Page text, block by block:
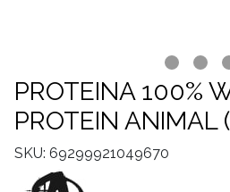
PROTEINA 100%
PROTEIN ANIMAL
SKU: 69299921049670